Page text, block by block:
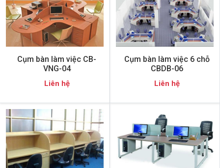
Cụm bàn làm việc CB-
VNG-04
Liên hệ
Cụm bàn làm việc 6 chỗ
CBDB-06
Liên hệ